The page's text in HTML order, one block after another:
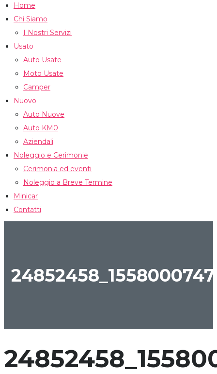
Home
Chi Siamo
I Nostri Servizi
Usato
Auto Usate
Moto Usate
Camper
Nuovo
Auto Nuove
Auto KM0
Aziendali
Noleggio e Cerimonie
Cerimonia ed eventi
Noleggio a Breve Termine
Minicar
Contatti